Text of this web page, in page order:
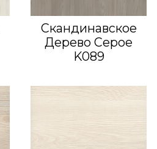
Скандинавское
Дерево Серое
K089